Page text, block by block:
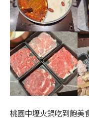
桃園中壢火鍋吃到飽美